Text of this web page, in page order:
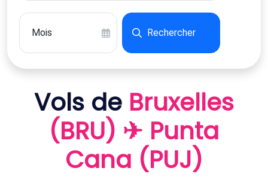
Rechercher
Vols de Bruxelles
(BRU) ✈ Punta
Cana (PUJ)